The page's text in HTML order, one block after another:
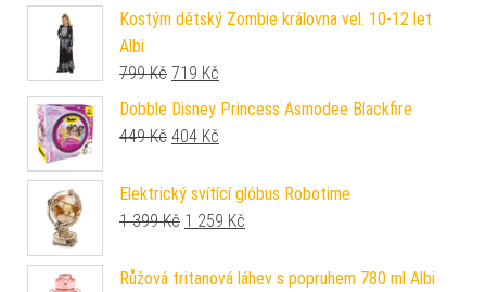
Kostým dětský Zombie královna vel. 10-12 let
Albi
799Kč Původní cena byla: 799 Kč.
719 Kč
Dobble Disney Princess Asmodee Blackfire
449Kč Původní cena byla: 449 Kč.
404 Kč
Elektrický svítící glóbus Robotime
1 399Kč Původní cena byla: 1 399 Kč.
1 259 Kč
Růžová tritanová láhev s popruhem 780 ml Albi